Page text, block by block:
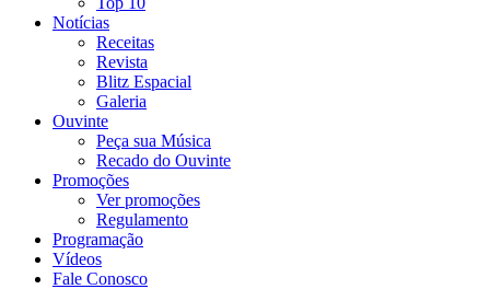
Notícias
Receitas
Revista
Blitz Espacial
Galeria
Ouvinte
Peça sua Música
Recado do Ouvinte
Promoções
Ver promoções
Regulamento
Programação
Vídeos
Fale Conosco